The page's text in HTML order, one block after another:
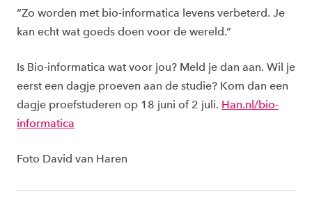
“Zo worden met bio-informatica levens verbeterd. Je
kan echt wat goeds doen voor de wereld.”
Is Bio-informatica wat voor jou? Meld je dan aan. Wil je
eerst een dagje proeven aan de studie? Kom dan een
dagje proefstuderen op 18 juni of 2 juli. Han.nl/bio-
informatica
Foto David van Haren